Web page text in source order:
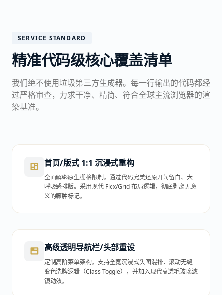
SERVICE STANDARD
精准代码级核心覆盖清单
我们绝不使用垃圾第三方生成器。每一行输出的代码都经
过严格审查，力求干净、精简、符合全球主流浏览器的渲
染基准。
首页/版式 1:1 沉浸式重构
全面解绑原生栅格限制。通过代码完美还原开阔留白、大
呼吸感排版。采用现代 Flex/Grid 布局逻辑，彻底剥离无意
义的臃肿标记。
高级透明导航栏/头部重设
定制高阶菜单架构。支持全宽沉浸式头图混排、滚动无缝
变色洗牌逻辑（Class Toggle），并加入现代高透毛玻璃滤
镜动效。